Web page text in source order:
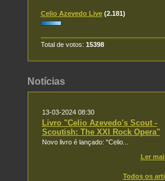
Celio Azevedo Live (2.181)
Total de votos: 15398
Notícias
13-03-2024 08:30
Livro "Celio Azevedo's Scout -
Scoutish: The XXI Rock Opera"
Novo livro é lançado: "Celio...
Ler
Todos os